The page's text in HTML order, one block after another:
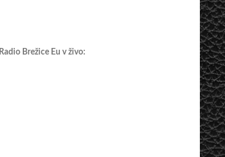
Radio Brežice Eu v živo: